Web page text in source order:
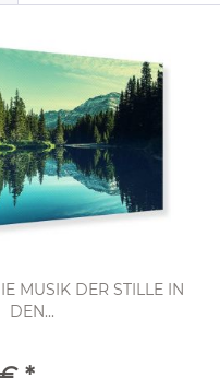
MUSIK DER STILLE IN
DEN...